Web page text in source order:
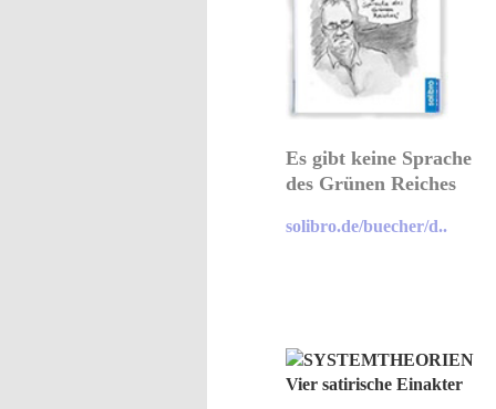
Es gibt keine Sprache
des Grünen Reiches
solibro.de/buecher/d..